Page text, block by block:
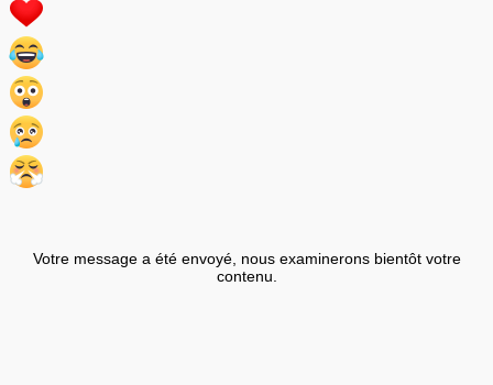
Votre message a été envoyé, nous examinerons bientôt votre
contenu.